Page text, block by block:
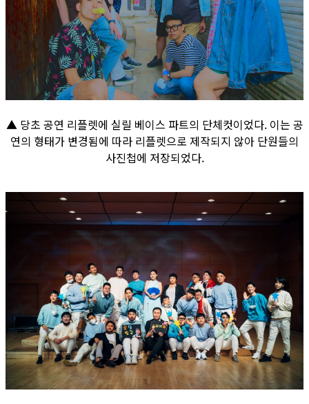
▲ 당초 공연 리플렛에 실릴 베이스 파트의 단체컷이었다. 이는 공
연의 형태가 변경됨에 따라 리플렛으로 제작되지 않아 단원들의
사진첩에 저장되었다.